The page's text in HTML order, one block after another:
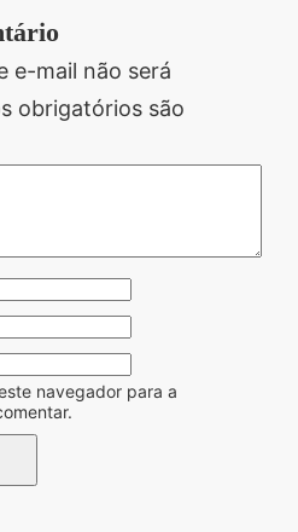
e-mail não será
obrigatórios são
navegador para a